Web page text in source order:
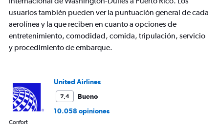
axes
displaying
Avg.
Price
Number
usuarios también pueden ver la puntuación general de cada
aerolínea y la que reciben en cuanto a opciones de
entretenimiento, comodidad, comida, tripulación, servicio
y procedimiento de embarque.
United Airlines
7,4
Bueno
10.058 opiniones
Confort